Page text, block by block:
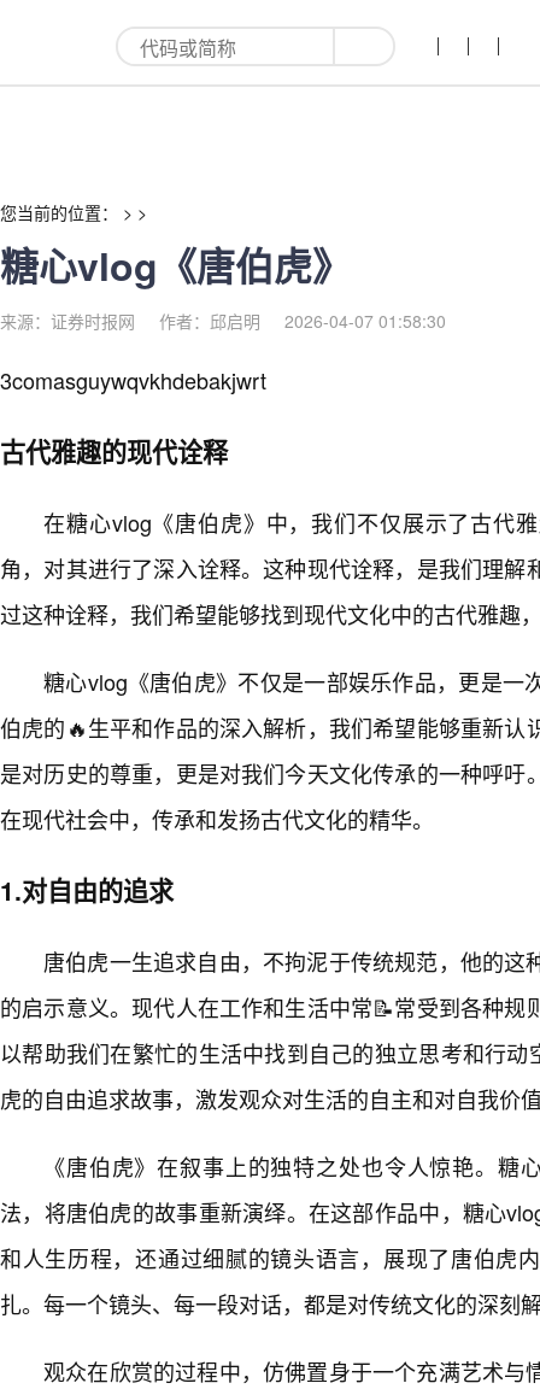
糖心vlog《唐伯虎》-红利来
您当前的位置： > >
糖心vlog《唐伯虎》
来源：证券时报网 作者：邱启明 2026-04-07 01:58:30
3comasguywqvkhdebakjwrt
古代雅趣的现代诠释
在糖心vlog《唐伯虎》中，我们不仅展示了古代
角，对其进行了深入诠释。这种现代诠释，是我们理解
过这种诠释，我们希望能够找到现代文化中的古代雅趣
糖心vlog《唐伯虎》不仅是一部娱乐作品，更是一
伯虎的🔥生平和作品的深入解析，我们希望能够重新认
是对历史的尊重，更是对我们今天文化传承的一种呼吁
在现代社会中，传承和发扬古代文化的精华。
1.对自由的追求
唐伯虎一生追求自由，不拘泥于传统规范，他的这
的启示意义。现代人在工作和生活中常📝常受到各种规
以帮助我们在繁忙的生活中找到自己的独立思考和行
虎的自由追求故事，激发观众对生活的自主和对自我价
《唐伯虎》在叙事上的独特之处也令人惊艳。糖
法，将唐伯虎的故事重新演绎。在这部作品中，糖心
和人生历程，还通过细腻的镜头语言，展现了唐伯虎
扎。每一个镜头、每一段对话，都是对传统文化的深刻
观众在欣赏的过程中，仿佛置身于一个充满艺术与